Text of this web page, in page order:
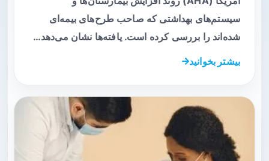
سیستم‌های بهداشتی که صاحب طرح‌های بیمه‌ای
شده‌اند را بررسی کرده است. یافته‌ها نشان می‌دهد…
بیشتر بخوانید